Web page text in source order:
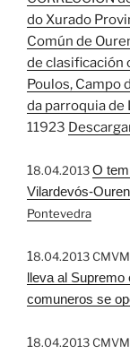
do Xurado
Común de
de clasificación
Poulos, Campo
da parroquia de
11923
18.04.2013O
Vilardevós-
Pontevedra
18.04.2013
lleva al Supremo
comuneros se
18.04.2013